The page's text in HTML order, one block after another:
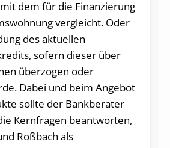
dem für die Finanzierung
vergleicht. Oder
des aktuellen
sofern dieser über
überzogen oder
Dabei und beim Angebot
sollte der Bankberater
Kernfragen beantworten,
Roßbach als